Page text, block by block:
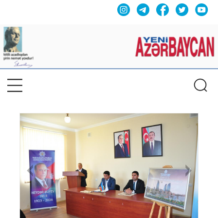
Previous